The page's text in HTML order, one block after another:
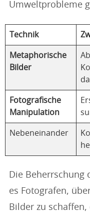
Umweltprobleme
Technik
Metaphorische
Bilder
Fotografische
Manipulation
Nebeneinander
Die Beherrschung
es Fotografen,
Bilder zu